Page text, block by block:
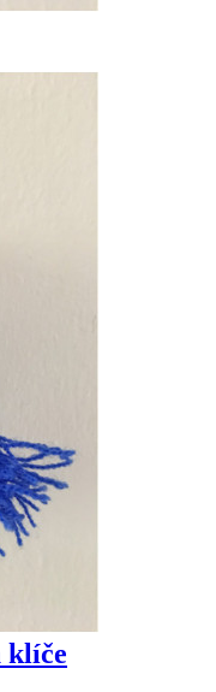
klíče